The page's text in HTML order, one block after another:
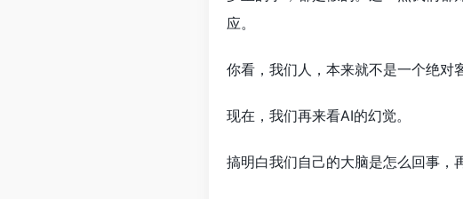
应。
你看，我们人，本来就不是一个绝对
现在，我们再来看AI的幻觉。
搞明白我们自己的大脑是怎么回事，